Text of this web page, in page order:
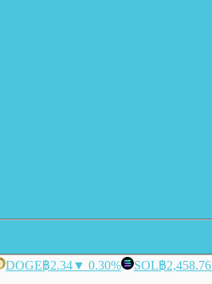
DOGE฿2.34▼ 0.30% SOL฿2,458.76